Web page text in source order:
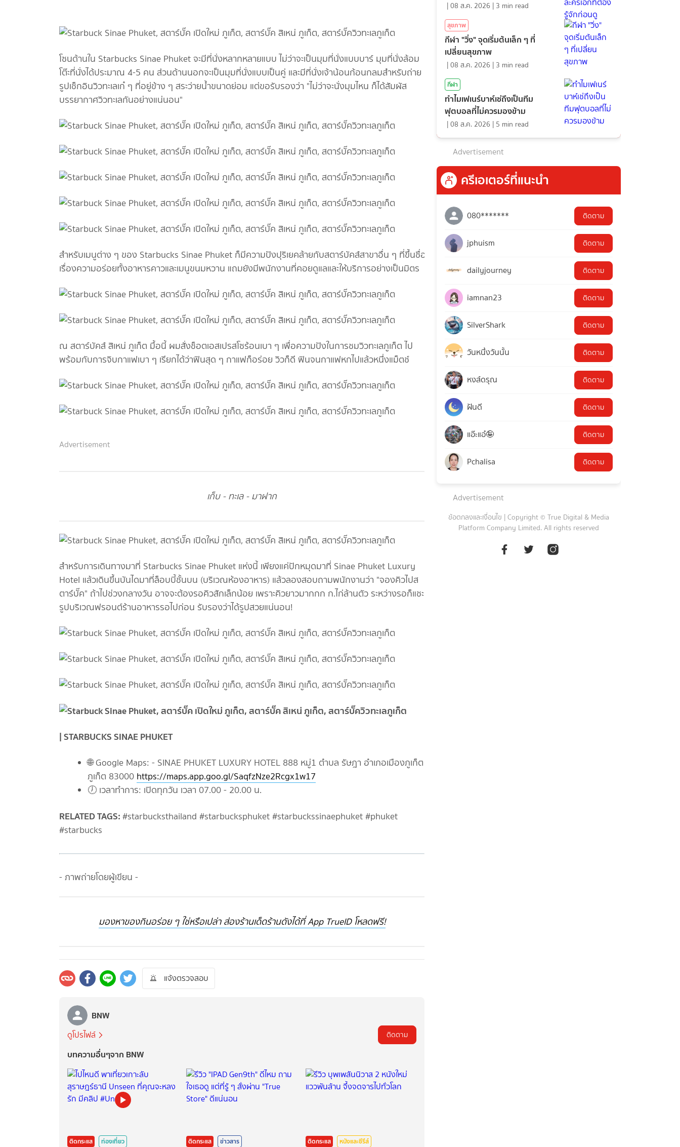
โซนด้านใน Starbucks Sinae Phuket จะมีที่นั่งหลากหลายแบบ ไม่ว่าจะเป็นมุมที่นั่งแบบบาร์ มุมที่นั่งล้อม
โต๊ะที่นั่งได้ประมาณ 4-5 คน ส่วนด้านนอกจะเป็นมุมที่นั่งแบบเป็นคู่ และมีที่นั่งเจ้าน้อนก้อนกลมสำหรับถ่าย
รูปเช็กอินวิวทะเลเก๋ ๆ ที่อยู่ข้าง ๆ สระว่ายน้ำขนาดย่อม แต่ขอรับรองว่า "ไม่ว่าจะนั่งมุมไหน ก็ได้สัมผัส
บรรยากาศวิวทะเลกันอย่างแน่นอน"
สำหรับเมนูต่าง ๆ ของ Starbucks Sinae Phuket ก็มีความปังปุริเยคล้ายกับสตาร์บัคส์สาขาอื่น ๆ ที่ขึ้นชื่อ
เรื่องความอร่อยทั้งอาหารคาวและเมนูขนมหวาน แถมยังมีพนักงานที่คอยดูแลและให้บริการอย่างเป็นมิตร
ณ สตาร์บัคส์ สิเหน่ ภูเก็ต มื้อนี้ ผมสั่งช็อตเอสเปรสโซร้อนเบา ๆ เพื่อความปังในการชมวิวทะเลภูเก็ต ไป
พร้อมกับการจิบกาแฟเบา ๆ เรียกได้ว่าฟินสุด ๆ กาแฟก็อร่อย วิวก็ดี ฟินจนกาแฟหกไปแล้วหนึ่งแม็ตช์
Advertisement
เก็บ - ทะเล - มาฝาก
สำหรับการเดินทางมาที่ Starbucks Sinae Phuket แห่งนี้ เพียงแค่ปักหมุดมาที่ Sinae Phuket Luxury
Hotel แล้วเดินขึ้นบันไดมาที่ล็อบบี้ชั้นบน (บริเวณห้องอาหาร) แล้วลองสอบถามพนักงานว่า "จองคิวไปส
ตาร์บั๊ค" ถ้าไปช่วงกลางวัน อาจจะต้องรอคิวสักเล็กน้อย เพราะคิวยาวมากกก ก.ไก่ล้านตัว ระหว่างรอก็แชะ
รูปบริเวณฟรอนต์ร้านอาหารรอไปก่อน รับรองว่าได้รูปสวยแน่นอน!
| STARBUCKS SINAE PHUKET
🌐 Google Maps: - SINAE PHUKET LUXURY HOTEL 888 หมู่1 ตำบล รัษฎา อำเภอเมืองภูเก็ต
ภูเก็ต 83000 https://maps.app.goo.gl/SaqfzNze2Rcgx1w17
🕖 เวลาทำการ: เปิดทุกวัน เวลา 07.00 - 20.00 น.
RELATED TAGS:#starbucksthailand #starbucksphuket #starbuckssinaephuket #phuket
#starbucks
- ภาพถ่ายโดยผู้เขียน -
มองหาของกินอร่อย ๆ ใช่หรือเปล่า ส่องร้านเด็ดร้านดังได้ที่ App TrueID โหลดฟรี!
แจ้งตรวจสอบ
BNW
ดูโปรไฟล์ ติดตาม
บทความอื่นๆจาก BNW
ติดกระแส ท่องเที่ยว ติดกระแส ข่าวสาร ติดกระแส หนังและซีรีส์
|08 ส.ค. 2026 | 3 min read
สุขภาพ
กีฬา "วิ่ง" จุดเริ่มต้นเล็ก ๆ ที่
เปลี่ยนสุขภาพ
|08 ส.ค. 2026 | 3 min read
กีฬา
ทำไมเฟเนร์บาห์เช่ถึงเป็นทีม
ฟุตบอลที่ไม่ควรมองข้าม
|08 ส.ค. 2026 | 5 min read
Advertisement
ครีเอเตอร์ที่แนะนำ
080******* ติดตาม
jphuism ติดตาม
dailyjourney ติดตาม
iamnan23 ติดตาม
SilverShark ติดตาม
วันหนึ่งวันนั้น ติดตาม
หงส์ดรุณ ติดตาม
ฝันดี ติดตาม
แอ๊ะแอ๋🤪 ติดตาม
Pchalisa ติดตาม
Advertisement
ข้อตกลงและเงื่อนไข | Copyright © True Digital & Media
Platform Company Limited. All rights reserved